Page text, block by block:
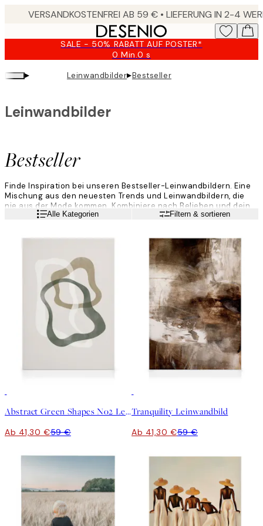
SALE - 50% RABATT AUF POSTER*
0 Min.0 s
Gültig
bis:
2026-
▸ Leinwandbilder▸Bestseller
Bestseller
Leinwandbilder
Finde Inspiration bei unseren Bestseller-Leinwandbildern. Eine
Mischung aus den neuesten Trends und Leinwandbildern, die
nie aus der Mode kommen. Kombiniere nach Belieben und dein
Zuhause bekommt ein wunderschönes Upgrade.
WeiterlesenAlle Kategorien Filtern & sortieren
Abstract Green Shapes No2 Leinwandbild
Ab 41,30 €59 €
Tranquility Leinwandbild
Ab 41,30 €59 €